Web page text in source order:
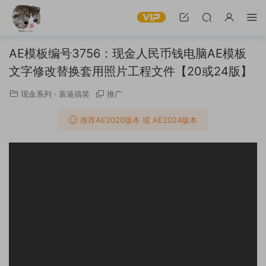
AE模板编号3756：现金人民币钱电脑AE模板
文字修改替换套用照片工程文件【20或24版】
现金系列 · 装逼搞笑 推广
推荐AE2020版本 或 AE2024版本